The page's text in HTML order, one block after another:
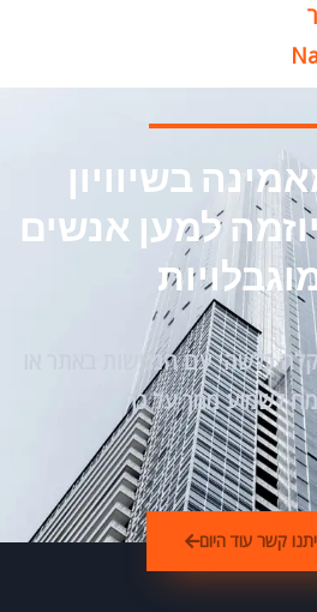
בשיוויון
למען אנשים
כלשהי עם הנגישות באתר או
לשמוע ממך על כך,
קשר עוד היום